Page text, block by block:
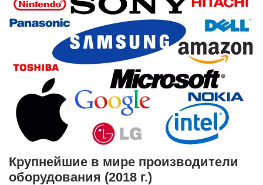
Крупнейшие в мире производители
оборудования (2018 г.)